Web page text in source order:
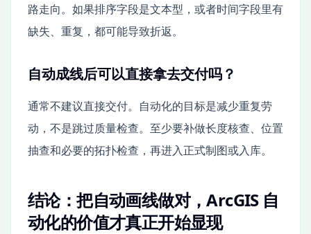
路走向。如果排序字段是文本型，或者时间字段里有
缺失、重复，都可能导致折返。
自动成线后可以直接拿去交付吗？
通常不建议直接交付。自动化的目标是减少重复劳
动，不是跳过质量检查。至少要补做长度核查、位置
抽查和必要的拓扑检查，再进入正式制图或入库。
结论：把自动画线做对，ArcGIS 自
动化的价值才真正开始显现